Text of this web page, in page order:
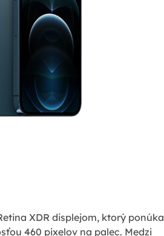
XDR displejom, ktorý ponúka
460 pixelov na palec. Medzi